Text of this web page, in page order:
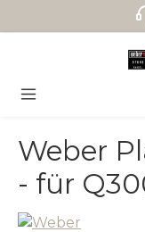
Zum Hauptinhalt
Weber
- für